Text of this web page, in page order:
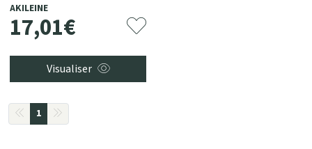
AKILEINE
17,01€
Visualiser
1